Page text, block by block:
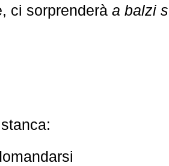
ci sorprenderà a balzi